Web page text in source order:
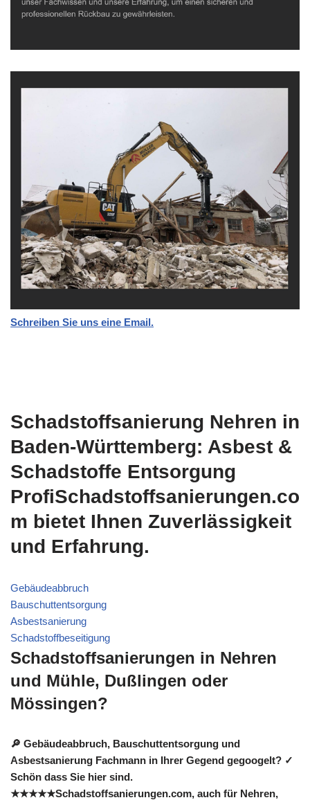
Schreiben Sie uns eine Email.
Schadstoffsanierung Nehren in
Baden-Württemberg: Asbest &
Schadstoffe Entsorgung
ProfiSchadstoffsanierungen.co
m bietet Ihnen Zuverlässigkeit
und Erfahrung.
Gebäudeabbruch
Bauschuttentsorgung
Asbestsanierung
Schadstoffbeseitigung
Schadstoffsanierungen in Nehren
und Mühle, Dußlingen oder
Mössingen?
🔎 Gebäudeabbruch, Bauschuttentsorgung und
Asbestsanierung Fachmann in Ihrer Gegend gegoogelt? ✓
Schön dass Sie hier sind.
★★★★★Schadstoffsanierungen.com, auch für Nehren,